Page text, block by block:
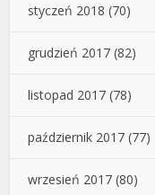
styczeń 2018 (70)
grudzień 2017 (82)
listopad 2017 (78)
październik 2017 (77)
wrzesień 2017 (80)